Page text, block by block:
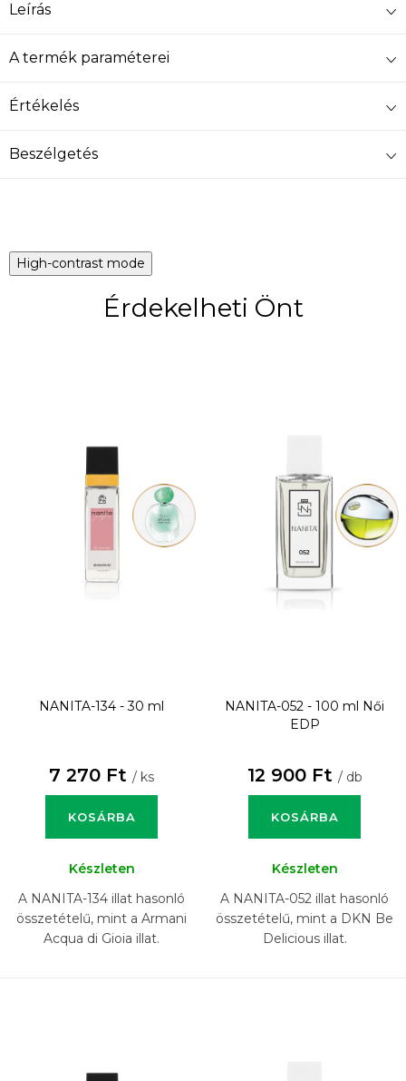
Leírás
A termék paraméterei
Értékelés
Beszélgetés
High-contrast mode
Érdekelheti Önt
NANITA-134 - 30 ml
7 270 Ft / ks
KOSÁRBA
Készleten
A NANITA-134 illat hasonló
összetételű, mint a Armani
Acqua di Gioia illat.
NANITA-052 - 100 ml
Női
EDP
12 900 Ft / db
KOSÁRBA
Készleten
A NANITA-052 illat hasonló
összetételű, mint a DKN Be
Delicious illat.